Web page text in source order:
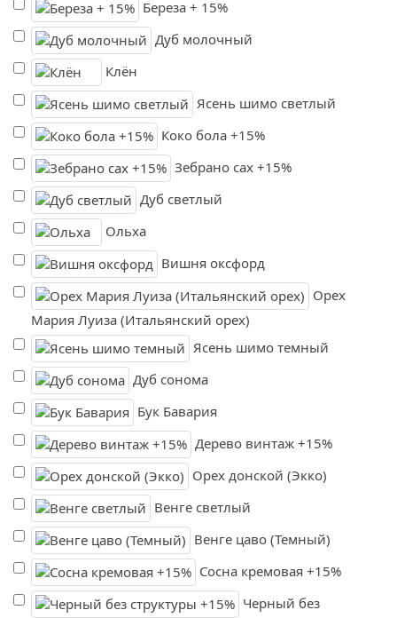
Береза + 15%
Дуб молочный
Клён
Ясень шимо светлый
Коко бола +15%
Зебрано сах +15%
Дуб светлый
Ольха
Вишня оксфорд
Орех
Мария Луиза (Итальянский орех)
Ясень шимо темный
Дуб сонома
Бук Бавария
Дерево винтаж +15%
Орех донской (Экко)
Венге светлый
Венге цаво (Темный)
Сосна кремовая +15%
Черный без